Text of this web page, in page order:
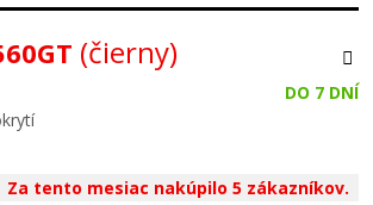
(čierny)
DO 7 DNÍ
Za tento mesiac nakúpilo 5 zákazníkov.